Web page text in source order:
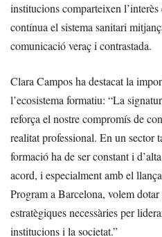
institucions comparteixen
contínua el sistema sanitari
comunicació veraç i contrastada.
Clara Campos ha destacat la
l’ecosistema formatiu: “La
reforça el nostre compromís de
realitat professional. En un sector
formació ha de ser constant i
acord, i especialment amb el
Program a Barcelona, volem
estratègiques necessàries per
institucions i la societat.”